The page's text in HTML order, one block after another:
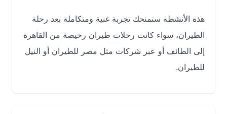
هذه الأنشطة ستمنحك تجربة غنية ومتكاملة بعد رحلة
الطيران، سواء كانت رحلات طيران رخيصة من القاهرة
إلى الطائف أو عبر شركات مثل مصر للطيران أو النيل
للطيران.